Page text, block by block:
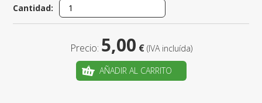
Cantidad:
Precio: 5,00 € (IVA incluída)
AÑADIR AL CARRITO